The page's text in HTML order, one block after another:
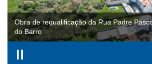
Obra de requalificação da Rua Padre
do Barro